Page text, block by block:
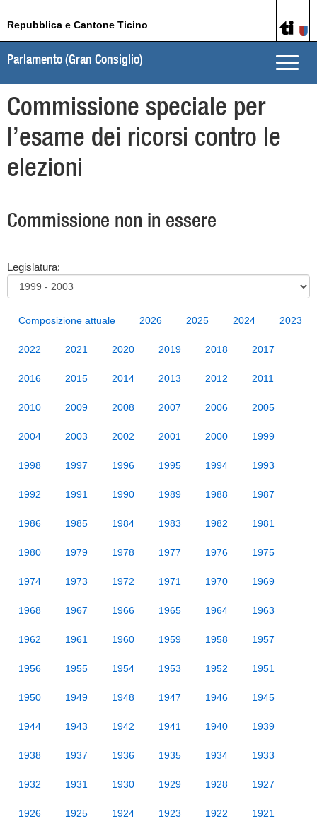
Repubblica e Cantone Ticino
Toggle
Parlamento (Gran Consiglio)
Commissione speciale per
l’esame dei ricorsi contro le
elezioni
Commissione non in essere
Legislatura:
Composizione attuale 2026 2025 2024 2023
2022 2021 2020 2019 2018 2017
2016 2015 2014 2013 2012 2011
2010 2009 2008 2007 2006 2005
2004 2003 2002 2001 2000 1999
1998 1997 1996 1995 1994 1993
1992 1991 1990 1989 1988 1987
1986 1985 1984 1983 1982 1981
1980 1979 1978 1977 1976 1975
1974 1973 1972 1971 1970 1969
1968 1967 1966 1965 1964 1963
1962 1961 1960 1959 1958 1957
1956 1955 1954 1953 1952 1951
1950 1949 1948 1947 1946 1945
1944 1943 1942 1941 1940 1939
1938 1937 1936 1935 1934 1933
1932 1931 1930 1929 1928 1927
1926 1925 1924 1923 1922 1921